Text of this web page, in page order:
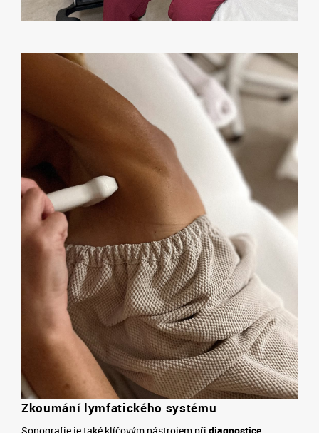
Zkoumání lymfatického systému